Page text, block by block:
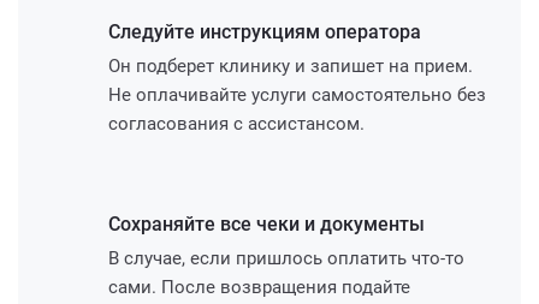
Следуйте инструкциям оператора
Он подберет клинику и запишет на прием.
Не оплачивайте услуги самостоятельно без
согласования с ассистансом.
Сохраняйте все чеки и документы
В случае, если пришлось оплатить что-то
сами. После возвращения подайте